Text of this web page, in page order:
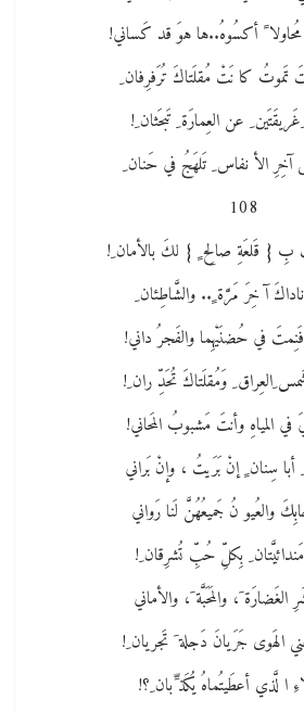
أكسُوهُ..ها هوَ قد كَساني!
تَموتُ كا نَتْ مُقلَتاكَ تُرَفرِفان
عن العِمارَة ِ تَبحَثان ِ!
آخِرِ الأ نفاس ِ تَلهَجُ في حَنان
108
بِ { قَلعَةِ صالِح ٍ } لكَ بالأمان ِ!
ناداكَ آ خِرَ مَرَّة ٍ.. والشَّاطِئان
في حُضنَيْهِما والفَجرُ داني!
ِالعِراق ِ وَمُقلَتاكَ تُحَدِّ ران ِ!
المياهِ وأنتَ مَشبوبُ المَحاني!
أبا سِنان ٍ إنْ بَرَيتُ ، وإنْ بَراني
والعُيو نُ جَميعُهُنَّ لَنا رَواني
بِكلِّ حُبِّ تُشرِقان ِ!
الغَضارَة َ، والمَحَبَّة َ، والأماني
الهَوى جَرَيانَ دَجلة َ تَجريان ِ!
ا لَّذي أعطَيتُماهُ يُكَذ ِّبان ِ؟!